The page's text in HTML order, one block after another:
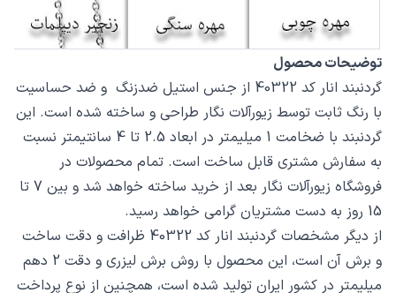
توضیحات محصول
گردنبند انار کد 40322 از جنس استیل ضدزنگ و ضد حساسیت
با رنگ ثابت توسط زیورآلات نگار طراحی و ساخته شده است. این
گردنبند با ضخامت 1 میلیمتر در ابعاد 2.5 تا 4 سانتیمتر نسبت
به سفارش مشتری قابل ساخت است. تمام محصولات در
فروشگاه زیورآلات نگار بعد از خرید ساخته خواهد شد و بین 7 تا
15 روز به دست مشتریان گرامی خواهد رسید.
از دیگر مشخصات گردنبند انار کد 40322 ظرافت و دقت ساخت
و برش آن است، این محصول با روش برش لیزری و دقت 2 دهم
میلیمتر در کشور ایران تولید شده است، همچنین از نوع پرداخت